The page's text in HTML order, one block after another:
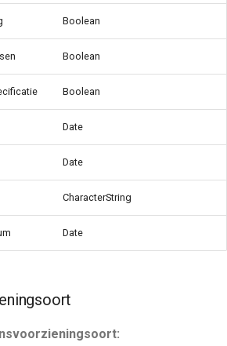
Boolean
Boolean
Boolean
Date
Date
CharacterString
Date